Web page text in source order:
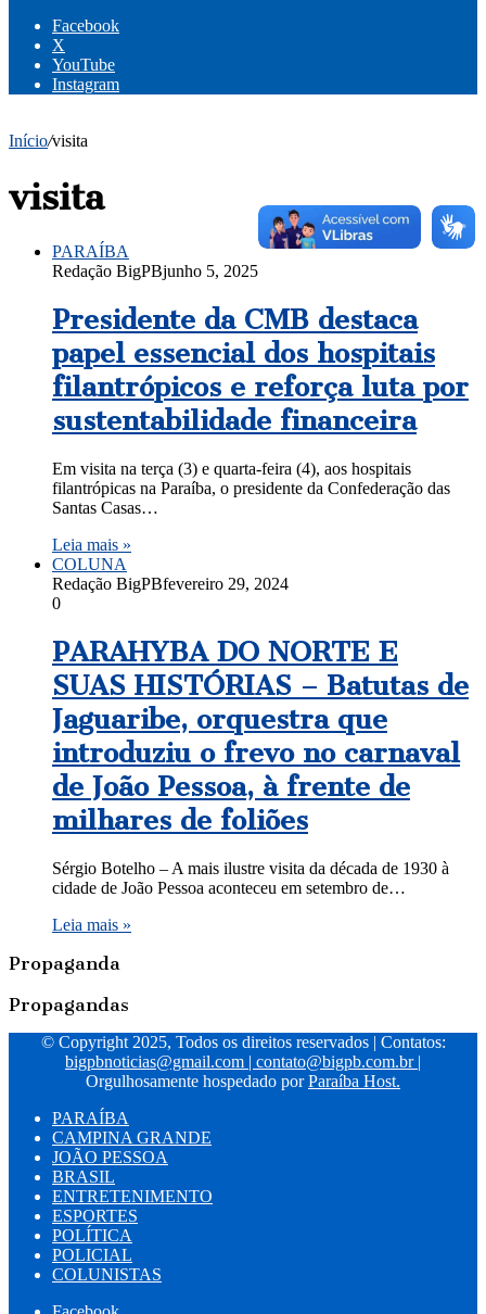
Facebook
X
YouTube
Instagram
Início/visita
visita
PARAÍBA
Redação BigPBjunho 5, 2025
Presidente da CMB destaca
papel essencial dos hospitais
filantrópicos e reforça luta por
sustentabilidade financeira
Em visita na terça (3) e quarta-feira (4), aos hospitais
filantrópicas na Paraíba, o presidente da Confederação das
Santas Casas…
Leia mais »
COLUNA
Redação BigPBfevereiro 29, 2024
0
PARAHYBA DO NORTE E
SUAS HISTÓRIAS – Batutas de
Jaguaribe, orquestra que
introduziu o frevo no carnaval
de João Pessoa, à frente de
milhares de foliões
Sérgio Botelho – A mais ilustre visita da década de 1930 à
cidade de João Pessoa aconteceu em setembro de…
Leia mais »
Propaganda
Propagandas
© Copyright 2025, Todos os direitos reservados | Contatos:
bigpbnoticias@gmail.com | contato@bigpb.com.br |
Orgulhosamente hospedado porParaíba Host.
PARAÍBA
CAMPINA GRANDE
JOÃO PESSOA
BRASIL
ENTRETENIMENTO
ESPORTES
POLÍTICA
POLICIAL
COLUNISTAS